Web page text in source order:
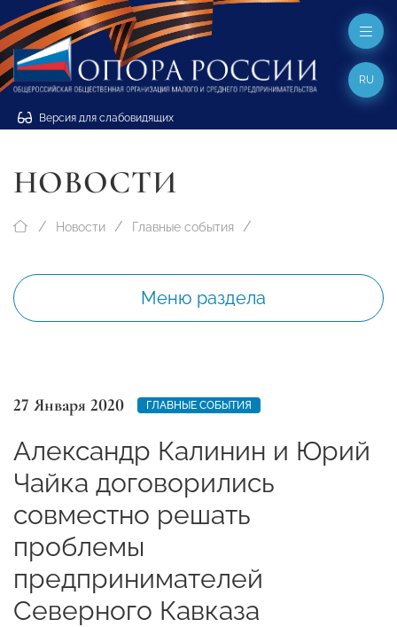
Версия для слабовидящих
RU
НОВОСТИ
Новости Главные события
Меню раздела
27 Января 2020 ГЛАВНЫЕ СОБЫТИЯ
Александр Калинин и Юрий
Чайка договорились
совместно решать
проблемы
предпринимателей
Северного Кавказа